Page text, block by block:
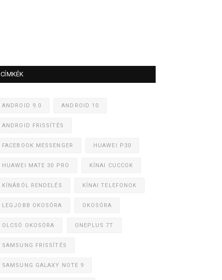
CÍMKÉK
ANDROID 9.0 ANDROID 10
ANDROID FRISSÍTÉS
FACEBOOK MESSENGER HUAWEI P30
HUAWEI MATE 30 PRO KÍNAI CUCCOK
KÍNÁBÓL RENDELÉS KÍNAI TELEFONOK
LEGJOBB OKOSÓRA OKOSÓRA
OLCSÓ OKOSÓRA ONEPLUS 7T
SAMSUNG FRISSÍTÉS
SAMSUNG GALAXY NOTE 9